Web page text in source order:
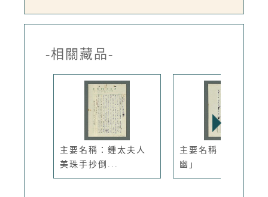
-相關藏品-
主要名稱：鍾太夫人
美珠手抄倒...
主要名稱：「曲巷幽
幽」